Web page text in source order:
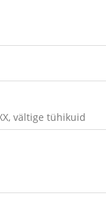
vältige tühikuid